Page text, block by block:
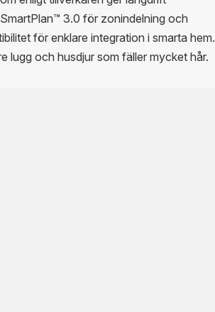
3.0 för zonindelning och
för enklare integration i smarta hem.
lugg och husdjur som fäller mycket hår.